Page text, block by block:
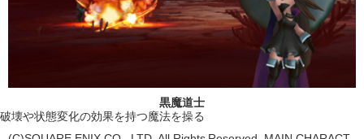
黒魔道士
破壊や状態変化の効果を持つ魔法を操る